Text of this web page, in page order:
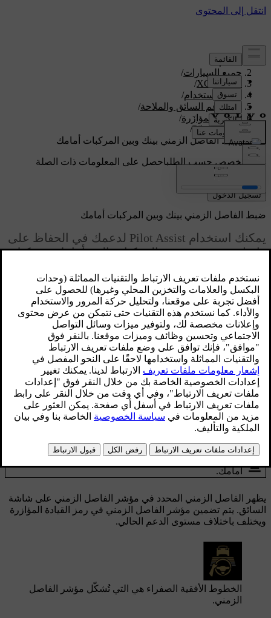
الدعم/
جميع السيارات/
XC60 2027
/
دليل الاستخدام/
نظم دعم السائق والملاحة/
القيادة المؤازَرة/
Pilot Assist
/
ضبط الفاصل الزمني بينك وبين المركبات أمامك
دعم مخصص حسب الطلباحصل على المعلومات ذات الصلة
بسيارتك الخاصة.
تسجيل الدخول
محدّث ٢٨‏/١٠‏/٢٠٢٤
ضبط الفاصل الزمني بينك وبين المركبات أمامك
يمكنك استخدام Pilot Assist لدعمك في الحفاظ على
فاصل زمني محدد مع المركبات التي أمامك. ويمكنك
تحكّم عجلة القيادة.
عند القيادة باستخدام Pilot Assist، ستحاول سيارتك تكييف سرعتها
مع سرعة المركبات الأخرى على الطريق. يمكنك ضبط القيمة
القياسية لميزة الحفاظ على المسافة في سيارتك عن طريق قيامك
بضبط الفاصل الزمني عن المركبات التي تسير أمام سيارتك وذلك
باستخدام الأزرار في عجلة القيادة. تتولى السيارة ضبط التسارع
والفرملة للحفاظ على هذا الفاصل الزمني.
يمكنك تعديل الفاصل الزمني من خلال الضغط على الأزرار في لوحة
التحكّم في الفاصل الزمني الموجودة على الجانب الأيسر من عجلة
القيادة.
لتقليل الفاصل الزمني المستهدَف بين سيارتك والمركبات
أمامك.
لزيادة الفاصل الزمني المستهدَف بين سيارتك والمركبات
أمامك.
يظهر الفاصل الزمني المحدد في مؤشر الفاصل الزمني على شاشة
السائق. يتم تضمين مؤشر الفاصل الزمني في رمز القيادة المؤازرة
ويختلف باختلاف مستوى الدعم الحالي.
الخطوط الأفقية الصفراء هي التي تُشكّل مؤشر الفاصل
الزمني.